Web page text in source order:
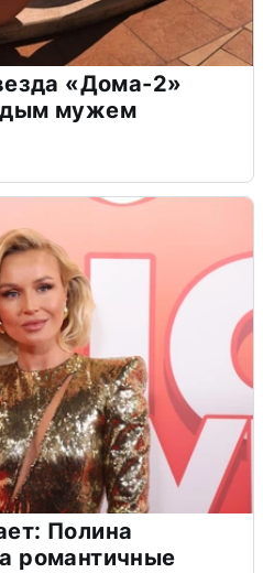
«Дома-2»
мужем
Полина
романтичные